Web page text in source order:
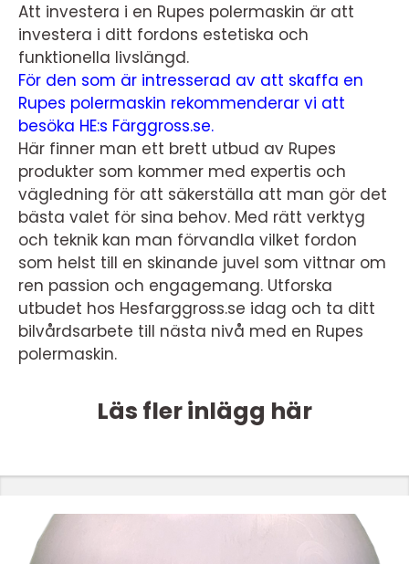
Att investera i en Rupes polermaskin är att
investera i ditt fordons estetiska och
funktionella livslängd.
För den som är intresserad av att skaffa en
Rupes polermaskin rekommenderar vi att
besöka HE:s Färggross.se.
Här finner man ett brett utbud av Rupes
produkter som kommer med expertis och
vägledning för att säkerställa att man gör det
bästa valet för sina behov. Med rätt verktyg
och teknik kan man förvandla vilket fordon
som helst till en skinande juvel som vittnar om
ren passion och engagemang. Utforska
utbudet hos Hesfarggross.se idag och ta ditt
bilvårdsarbete till nästa nivå med en Rupes
polermaskin.
Läs fler inlägg här